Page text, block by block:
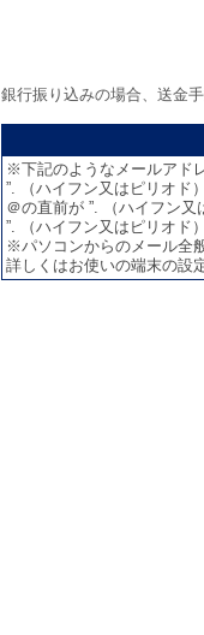
銀行振り込みの場合、送金
※下記のようなメールアド
”. （ハイフン又はピリオド
＠の直前が ”. （ハイフン
”. （ハイフン又はピリオド
※パソコンからのメール全
詳しくはお使いの端末の設